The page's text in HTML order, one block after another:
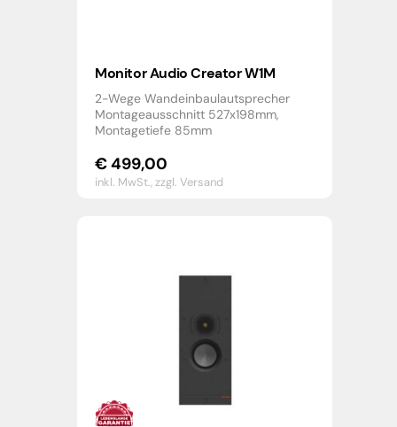
Monitor Audio Creator W1M
2-Wege Wandeinbaulautsprecher
Montageausschnitt 527x198mm,
Montagetiefe 85mm
€499,00
inkl. MwSt.,zzgl. Versand